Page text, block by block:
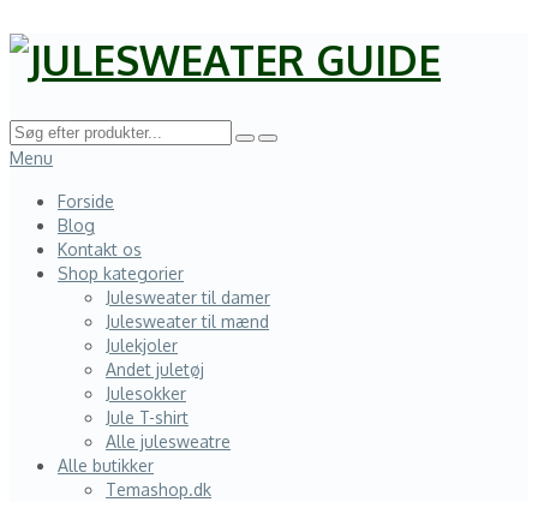
Menu
Forside
Blog
Kontakt os
Shop kategorier
Julesweater til damer
Julesweater til mænd
Julekjoler
Andet juletøj
Julesokker
Jule T-shirt
Alle julesweatre
Alle butikker
Temashop.dk